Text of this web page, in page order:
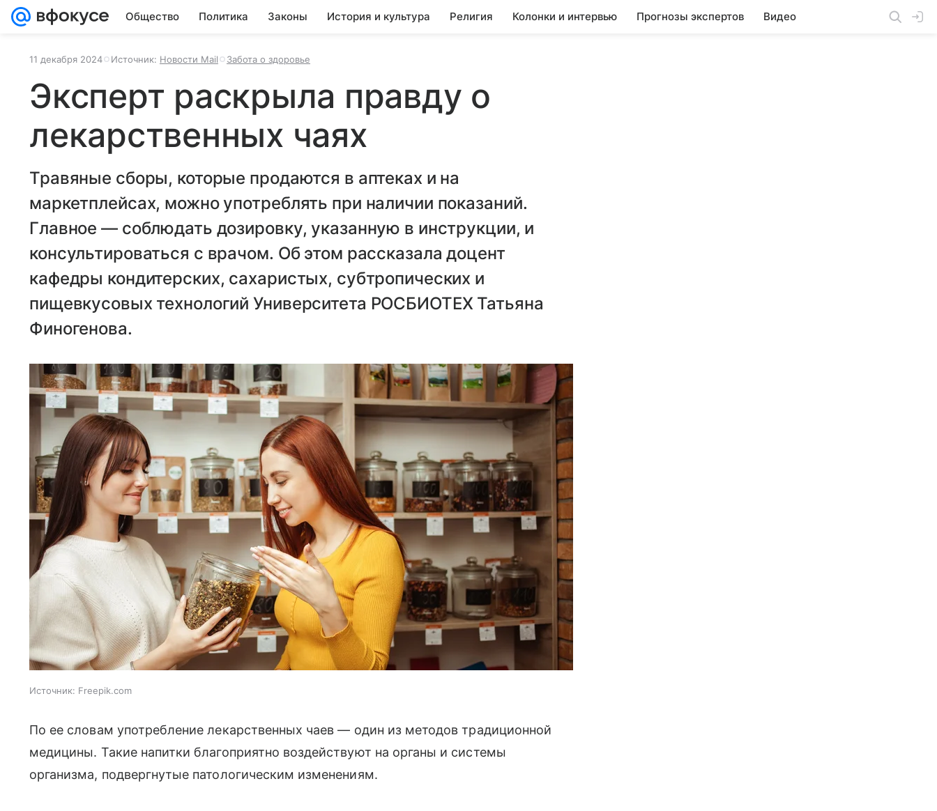
Общество Политика Законы История и культура Религия Колонки и интервью Прогнозы экспертов Видео
11 декабря 2024 Источник: Новости Mail Забота о здоровье
Эксперт раскрыла правду о
лекарственных чаях
Травяные сборы, которые продаются в аптеках и на
маркетплейсах, можно употреблять при наличии показаний.
Главное — соблюдать дозировку, указанную в инструкции, и
консультироваться с врачом. Об этом рассказала доцент
кафедры кондитерских, сахаристых, субтропических и
пищевкусовых технологий Университета РОСБИОТЕХ Татьяна
Финогенова.
Источник: Freepik.com
По ее словам употребление лекарственных чаев — один из методов традиционной
медицины. Такие напитки благоприятно воздействуют на органы и системы
организма, подвергнутые патологическим изменениям.